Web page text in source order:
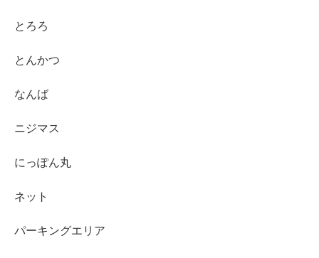
とろろ
とんかつ
なんば
ニジマス
にっぽん丸
ネット
パーキングエリア